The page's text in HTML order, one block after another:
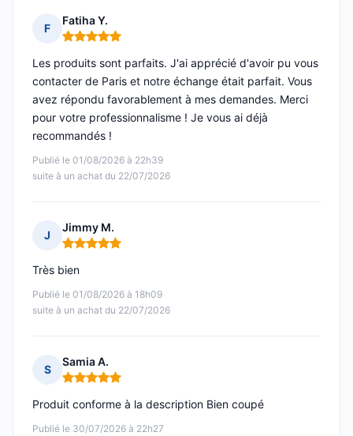
F
Fatiha Y.
Note : 5 sur 5
Publié le 01/08/2026 à 22h39
suite à un achat du 22/07/2026
Les produits sont parfaits. J'ai apprécié d'avoir pu vous
contacter de Paris et notre échange était parfait. Vous
avez répondu favorablement à mes demandes. Merci
pour votre professionnalisme ! Je vous ai déjà
recommandés !
J
Jimmy M.
Note : 5 sur 5
Publié le 01/08/2026 à 18h09
suite à un achat du 22/07/2026
Très bien
S
Samia A.
Note : 5 sur 5
Publié le 30/07/2026 à 22h27
Produit conforme à la description Bien coupé